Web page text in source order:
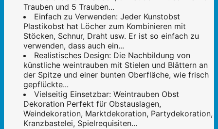
Trauben und 5 Trauben...
Einfach zu Verwenden: Jeder Kunstobst
Plastikobst hat Löcher zum Kombinieren mit
Stöcken, Schnur, Draht usw. Er ist so einfach zu
verwenden, dass auch ein...
Realistisches Design: Die Nachbildung von
künstliche weintrauben mit Stielen und Blättern an
der Spitze und einer bunten Oberfläche, wie frisch
gepflückte...
Vielseitig Einsetzbar: Weintrauben Obst
Dekoration Perfekt für Obstauslagen,
Weindekoration, Marktdekoration, Partydekoration,
Kranzbastelei, Spielrequisiten...